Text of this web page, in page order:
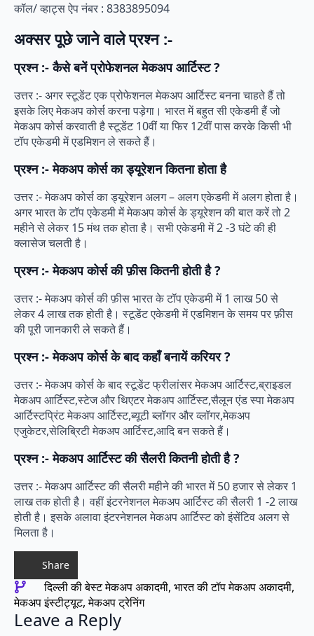
कॉल/ व्हाट्स ऐप नंबर : 8383895094
अक्सर पूछे जाने वाले प्रश्न :-
प्रश्न :- कैसे बनें प्रोफेशनल मेकअप आर्टिस्ट ?
उत्तर :- अगर स्टूडेंट एक प्रोफेशनल मेकअप आर्टिस्ट बनना चाहते हैं तो
इसके लिए मेकअप कोर्स करना पड़ेगा। भारत में बहुत सी एकेडमी हैं जो
मेकअप कोर्स करवाती है स्टूडेंट 10वीं या फिर 12वीं पास करके किसी भी
टॉप एकेडमी में एडमिशन ले सकते हैं।
प्रश्न :- मेकअप कोर्स का ड्यूरेशन कितना होता है
उत्तर :- मेकअप कोर्स का ड्यूरेशन अलग – अलग एकेडमी में अलग होता है।
अगर भारत के टॉप एकेडमी में मेकअप कोर्स के ड्यूरेशन की बात करें तो 2
महीने से लेकर 15 मंथ तक होता है। सभी एकेडमी में 2 -3 घंटे की ही
क्लासेज चलती है।
प्रश्न :- मेकअप कोर्स की फ़ीस कितनी होती है ?
उत्तर :- मेकअप कोर्स की फ़ीस भारत के टॉप एकेडमी में 1 लाख 50 से
लेकर 4 लाख तक होती है। स्टूडेंट एकेडमी में एडमिशन के समय पर फ़ीस
की पूरी जानकारी ले सकते हैं।
प्रश्न :- मेकअप कोर्स के बाद कहाँ बनायें करियर ?
उत्तर :- मेकअप कोर्स के बाद स्टूडेंट फ्रीलांसर मेकअप आर्टिस्ट,ब्राइडल
मेकअप आर्टिस्ट,स्टेज और थिएटर मेकअप आर्टिस्ट,सैलून एंड स्पा मेकअप
आर्टिस्टप्रिंट मेकअप आर्टिस्ट,ब्यूटी ब्लॉगर और व्लॉगर,मेकअप
एजुकेटर,सेलिब्रिटी मेकअप आर्टिस्ट,आदि बन सकते हैं।
प्रश्न :- मेकअप आर्टिस्ट की सैलरी कितनी होती है ?
उत्तर :- मेकअप आर्टिस्ट की सैलरी महीने की भारत में 50 हजार से लेकर 1
लाख तक होती है। वहीं इंटरनेशनल मेकअप आर्टिस्ट की सैलरी 1 -2 लाख
होती है। इसके अलावा इंटरनेशनल मेकअप आर्टिस्ट को इंसेंटिव अलग से
मिलता है।
Share
दिल्ली की बेस्ट मेकअप अकादमी भारत की टॉप मेकअप अकादमी
मेकअप इंस्टीट्यूट मेकअप ट्रेनिंग
Leave a Reply